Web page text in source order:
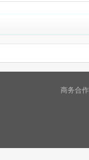
商务合作